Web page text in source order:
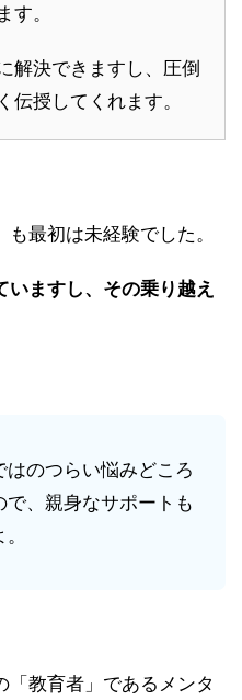
す。
解決できますし、圧倒
伝授してくれます。
最初は未経験でした。
ますし、その乗り越え
はのつらい悩みどころ
で、親身なサポートも
「教育者」であるメンタ